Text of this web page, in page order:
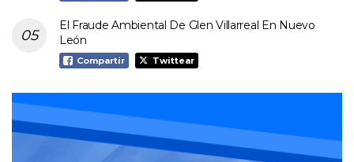
El Fraude Ambiental De Glen Villarreal En Nuevo
León
Compartir Twittear